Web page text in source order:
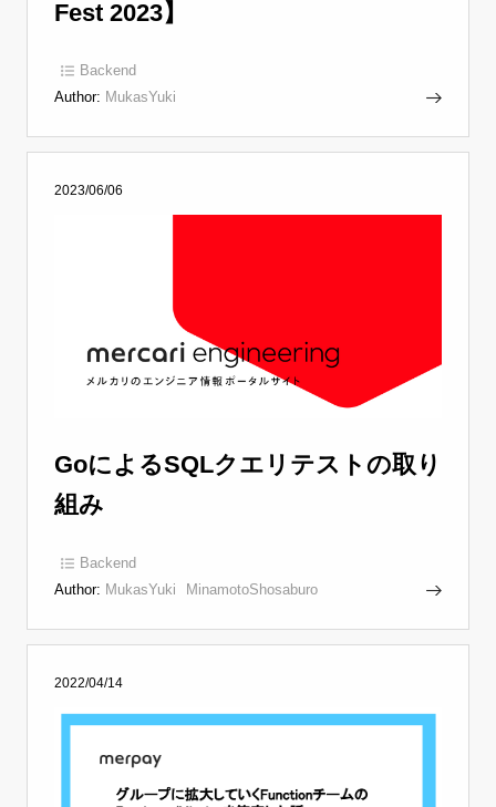
Fest 2023】
Backend
Author: MukasYuki
2023/06/06
GoによるSQLクエリテストの取り
組み
Backend
Author: MukasYuki MinamotoShosaburo
2022/04/14